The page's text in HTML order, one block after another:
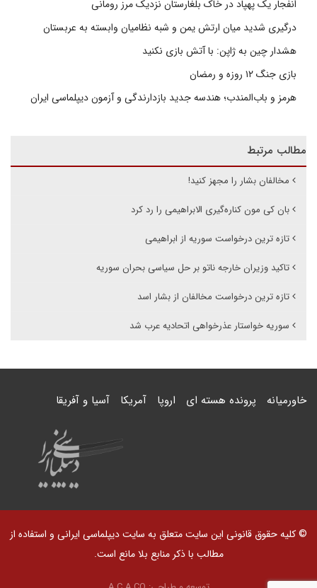
انفجار یک پهپاد در خاک بلغارستان نزدیک مرز رومانی
درگیری شدید میان ارتش یمن و شبه نظامیان وابسته به عربستان
هشدار چین به ژاپن: با آتش بازی نکنید
بازی جنگ ۱۲ روزه و رمضان
هرمز و باب‌المندب؛ هندسه جدید بازدارندگی و آزمون دیپلماسی ایران
مطالب مرتبط
مخالفان بشار را مجهز کنید!
بان کی مون کناره‌گیری الابراهیمی را رد کرد
تازه ترین درخواست سوریه از ابراهیمی
تاکید وزیران خارجه ناتو بر حل سیاسی بحران سوریه
تازه ترین درخواست مخالفان از بشار اسد
سوریه خواستار عذرخواهی اتحادیه عرب شد
خاورمیانه پرونده هسته ای اروپا آمریکا آسیا و آفریقا
© کلیه حقوق قانونی این سایت متعلق به سایت دیپلماسی ایرانی و استفاده از
مطالب با ذکر منابع بلا مانع است.